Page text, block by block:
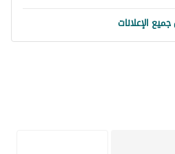
الإعلانات